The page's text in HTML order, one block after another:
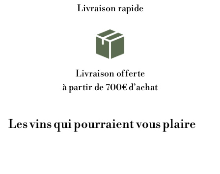
Livraison rapide
Livraison offerte
à partir de 700€ d’achat
Les vins qui pourraient vous plaire